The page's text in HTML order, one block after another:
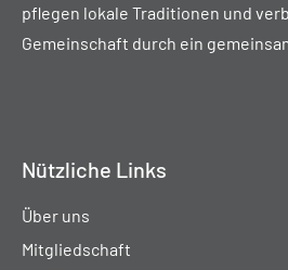
pflegen lokale Traditionen und
Gemeinschaft durch ein
Nützliche Links
Über uns
Mitgliedschaft